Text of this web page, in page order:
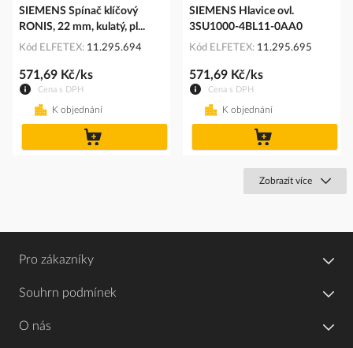
SIEMENS Spínač klíčový
RONIS, 22 mm, kulatý, pl...
Kód ELFETEX 11.295.694
Cena s DPH
571,69 Kč/ks
K objednání
SIEMENS Hlavice ovl.
3SU1000-4BL11-0AA0
Kód ELFETEX 11.295.695
Cena s DPH
571,69 Kč/ks
K objednání
Zobrazit více
Pro zákazníky
Souhrn podmínek
O nás